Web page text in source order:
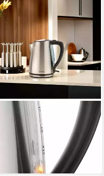
GROSSAG
Wasserkocher WK 45
1785,00 W Leistung
Kapazität
ab 40,70 €
lieferbar in 3 Wochen